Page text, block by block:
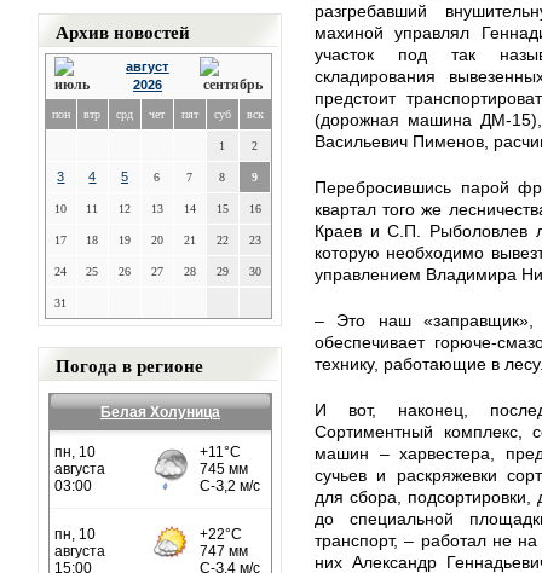
Архив новостей
август
2026
пон втр срд чет пят суб вск
1 2
3 4 5 6 7 8 9
10 11 12 13 14 15 16
17 18 19 20 21 22 23
24 25 26 27 28 29 30
31
Погода в регионе
Белая Холуница
разгребавший
махиной управлял
участок под так
складирования
предстоит
(дорожная машина ДМ-15),
Васильевич Пименов,
Перебросившись парой
квартал того же
Краев и С.П. Рыболовлев
которую необходимо
управлением Владимира
– Это наш
обеспечивает горюче-
технику, работающие в
И вот, наконец,
Сортиментный комплекс,
машин – харвестера,
сучьев и раскряжевки
для сбора, подсортировки,
до специальной
транспорт, – работал не
них Александр